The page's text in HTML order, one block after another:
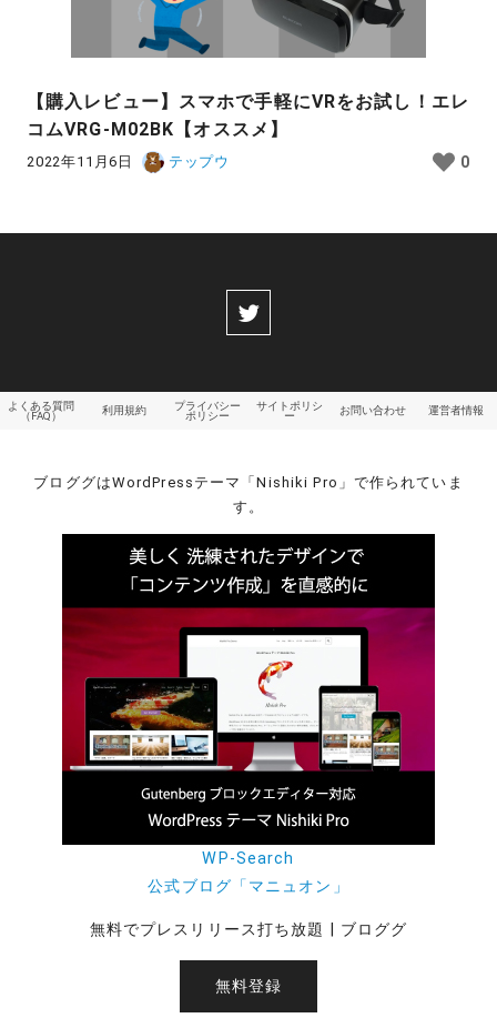
【購入レビュー】スマホで手軽にVRをお試し！エレ
コムVRG-M02BK【オススメ】
2022年11月6日 テップウ 0
よくある質問
（FAQ）
利用規約
プライバシー
ポリシー
サイトポリシ
ー
お問い合わせ 運営者情報
ブロググはWordPressテーマ「Nishiki Pro」で作られていま
す。
WP-Search
公式ブログ「マニュオン」
無料でプレスリリース打ち放題 | ブロググ
無料登録